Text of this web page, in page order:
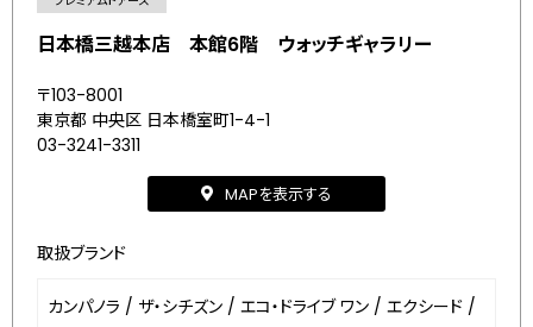
日本橋三越本店 本館6階 ウォッチギャラリー
〒103-8001
東京都 中央区 日本橋室町1-4-1
03-3241-3311
MAPを表示する
取扱ブランド
カンパノラ / ザ・シチズン / エコ・ドライブ ワン / エクシード /